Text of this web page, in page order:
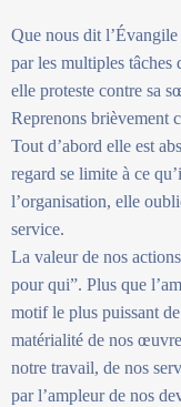
Que nous dit
par les multiples tâches
elle proteste contre sa
Reprenons brièvement
Tout d’abord elle est
regard se limite à ce
l’organisation, elle
service.
La valeur de nos
pour qui”. Plus que
motif le plus puissant
matérialité de nos
notre travail, de nos
par l’ampleur de nos